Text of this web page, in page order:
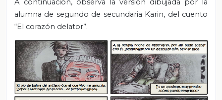
A continuación, observa la versión dibujada por la
alumna de segundo de secundaria Karin, del cuento
“El corazón delator”.